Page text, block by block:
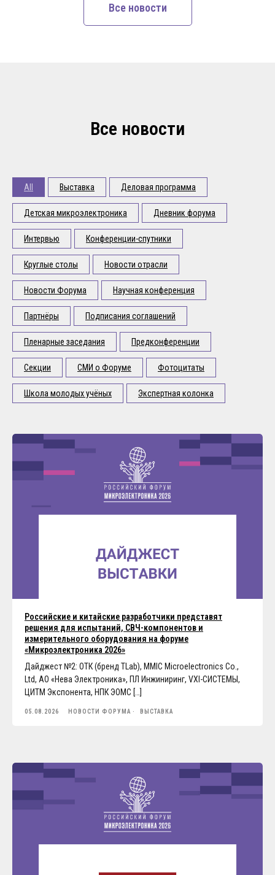
Все новости
Все новости
All Выставка Деловая программа
Детская микроэлектроника Дневник форума
Интервью Конференции-спутники
Круглые столы Новости отрасли
Новости Форума Научная конференция
Партнёры Подписания соглашений
Пленарные заседания Предконференции
Секции СМИ о Форуме Фотоцитаты
Школа молодых учёных Экспертная колонка
Российские и китайские разработчики представят
решения для испытаний, СВЧ-компонентов и
измерительного оборудования на форуме
«Микроэлектроника 2026»
Дайджест №2: ОТК (бренд TLab), MMIC Microelectronics Co.,
Ltd, АО «Нева Электроника», ПЛ Инжиниринг, VXI-СИСТЕМЫ,
ЦИТМ Экспонента, НПК ЭОМС […]
05.08.2026 НОВОСТИ ФОРУМА ВЫСТАВКА